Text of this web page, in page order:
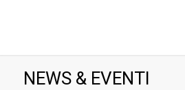
NEWS & EVENTI